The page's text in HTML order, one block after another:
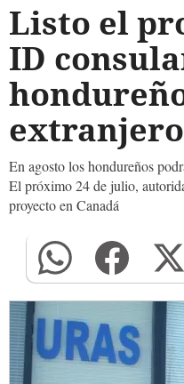
Listo el
ID
extranjero
En agosto los hondureños
El próximo 24 de julio,
proyecto en Canadá